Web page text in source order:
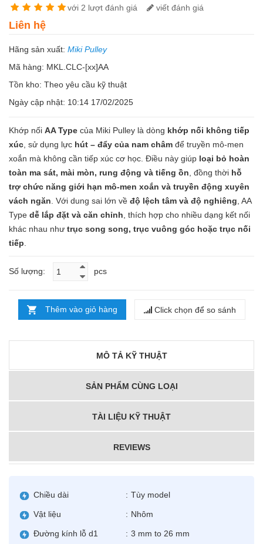
với 2 lượt đánh giá viết đánh giá
Liên hệ
Hãng sản xuất: Miki Pulley
Mã hàng: MKL.CLC-[xx]AA
Tồn kho: Theo yêu cầu kỹ thuật
Ngày cập nhật: 10:14 17/02/2025
Khớp nối AA Type của Miki Pulley là dòng khớp nối không tiếp
xúc , sử dụng lực hút – đẩy của nam châm để truyền mô-men
xoắn mà không cần tiếp xúc cơ học. Điều này giúp loại bỏ hoàn
toàn ma sát, mài mòn, rung động và tiếng ồn , đồng thời hỗ
trợ chức năng giới hạn mô-men xoắn và truyền động xuyên
vách ngăn . Với dung sai lớn về độ lệch tâm và độ nghiêng , AA
Type dễ lắp đặt và căn chỉnh , thích hợp cho nhiều dạng kết nối
khác nhau như trục song song, trục vuông góc hoặc trục nối
tiếp
Số lượng: pcs
Thêm vào giỏ hàng Click chọn để so sánh
MÔ TẢ KỸ THUẬT
SẢN PHẨM CÙNG LOẠI
TÀI LIỆU KỸ THUẬT
REVIEWS
Chiều dài : Tùy model
Vật liệu : Nhôm
Đường kính lỗ d1 : 3 mm to 26 mm